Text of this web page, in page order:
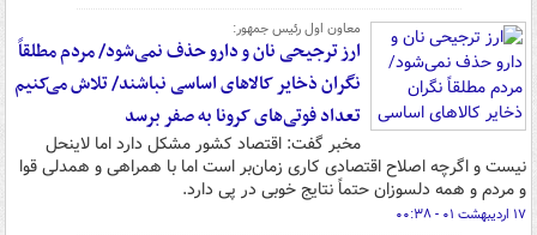
معاون اول رئیس جمهور:
ارز ترجیحی نان و دارو حذف نمی‌شود/ مردم مطلقاً
نگران ذخایر کالاهای اساسی نباشند/ تلاش می‌کنیم
تعداد فوتی‌های کرونا به صفر برسد
مخبر گفت: اقتصاد کشور مشکل دارد اما لاینحل
نیست و اگرچه اصلاح اقتصادی کاری زمان‌بر است اما با همراهی و همدلی قوا
و مردم و همه دلسوزان حتماً نتایج خوبی در پی دارد.
۱۷ اردیبهشت ۰۱ - ۰۰:۳۸